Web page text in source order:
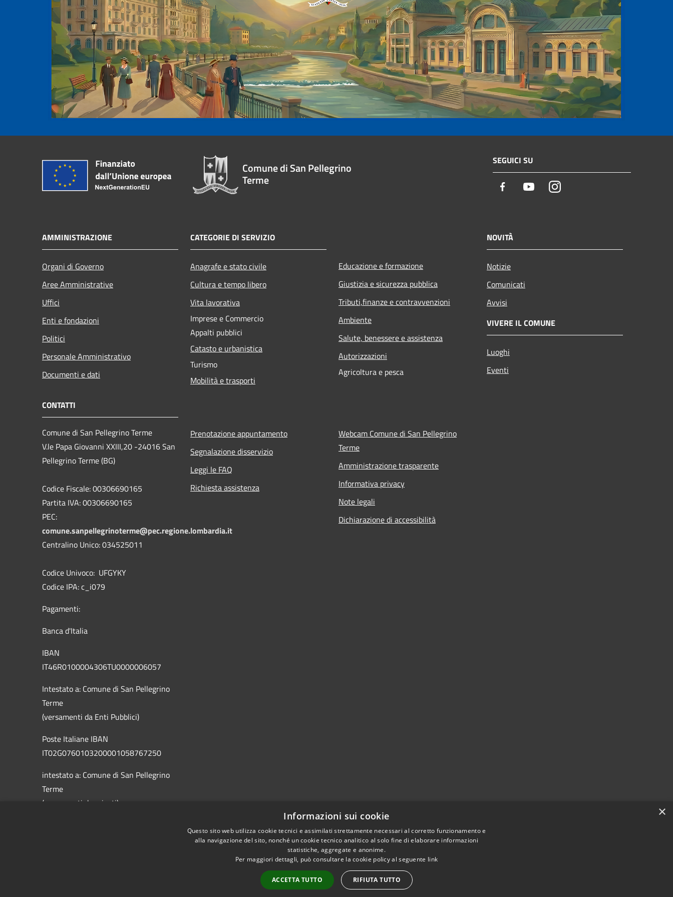
Comune di San Pellegrino
Terme
SEGUICI SU
Facebook YoutubeInstagram
AMMINISTRAZIONE
Organi di Governo
Aree Amministrative
Uffici
Enti e fondazioni
Politici
Personale Amministrativo
Documenti e dati
CATEGORIE DI SERVIZIO
Anagrafe e stato civile
Cultura e tempo libero
Vita lavorativa
Imprese e Commercio
Appalti pubblici
Catasto e urbanistica
Turismo
Mobilità e trasporti
Educazione e formazione
Giustizia e sicurezza pubblica
Tributi,finanze e contravvenzioni
Ambiente
Salute, benessere e assistenza
Autorizzazioni
Agricoltura e pesca
NOVITÀ
Notizie
Comunicati
Avvisi
VIVERE IL COMUNE
Luoghi
Eventi
CONTATTI
Comune di San Pellegrino Terme
V.le Papa Giovanni XXIII,20 -24016 San
Pellegrino Terme (BG)
Codice Fiscale: 00306690165
Partita IVA: 00306690165
PEC:
comune.sanpellegrinoterme@pec.regione.lombardia.it
Centralino Unico: 034525011
Codice Univoco: UFGYKY
Codice IPA: c_i079
Pagamenti:
Banca d'Italia
IBAN
IT46R0100004306TU0000006057
Intestato a: Comune di San Pellegrino
Terme
(versamenti da Enti Pubblici)
Poste Italiane IBAN
IT02G0760103200001058767250
intestato a: Comune di San Pellegrino
Terme
(versamenti da privati)
Prenotazione appuntamento
Segnalazione disservizio
Leggi le FAQ
Richiesta assistenza
Webcam Comune di San Pellegrino
Terme
Amministrazione trasparente
Informativa privacy
Note legali
Dichiarazione di accessibilità
Copyright © 2026 • Comune di San Pellegrino Terme • Powered by
×
Informazioni sui cookie
Questo sito web utilizza cookie tecnici e assimilati strettamente necessari al corretto funzionamento e
alla navigazione del sito, nonché un cookie tecnico analitico al solo fine di elaborare informazioni
statistiche, aggregate e anonime.
Per maggiori dettagli, può consultare la cookie policy al seguente link
ACCETTA TUTTO RIFIUTA TUTTO